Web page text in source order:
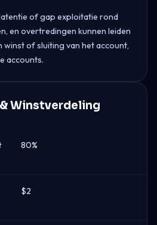
of gap exploitatie rond
en overtredingen kunnen leiden
of sluiting van het account,
accounts.
Winstverdeling
80%
$2